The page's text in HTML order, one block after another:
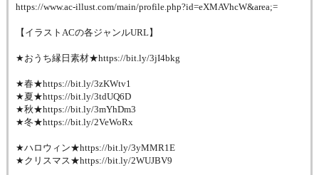
https://www.ac-illust.com/main/profile.php?id=eXMAVhcW&area;=
【イラストACの各ジャンルURL】
★おうち縁日素材★https://bit.ly/3jI4bkg
★春★https://bit.ly/3zKWtv1
★夏★https://bit.ly/3tdUQ6D
★秋★https://bit.ly/3mYhDm3
★冬★https://bit.ly/2VeWoRx
★ハロウィン★https://bit.ly/3yMMR1E
★クリスマス★https://bit.ly/2WUJBV9